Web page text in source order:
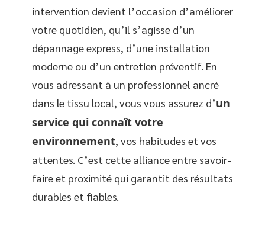
intervention devient l’occasion d’améliorer
votre quotidien, qu’il s’agisse d’un
dépannage express, d’une installation
moderne ou d’un entretien préventif. En
vous adressant à un professionnel ancré
dans le tissu local, vous vous assurez d’un
service qui connaît votre
environnement, vos habitudes et vos
attentes. C’est cette alliance entre savoir-
faire et proximité qui garantit des résultats
durables et fiables.